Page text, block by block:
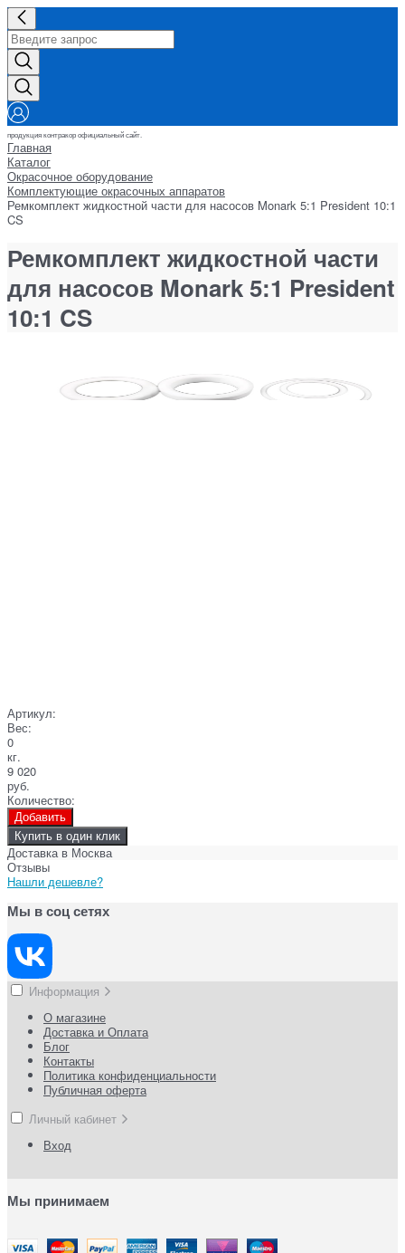
продукция контракор официальный сайт.
Главная
Каталог
Окрасочное оборудование
Комплектующие окрасочных аппаратов
Ремкомплект жидкостной части для насосов Monark 5:1 President 10:1
CS
Ремкомплект жидкостной части
для насосов Monark 5:1 President
10:1 CS
Артикул:
Вес:
0
кг.
9 020
руб.
Количество:
Добавить
Купить в один клик
Доставка в Москва
Отзывы
Нашли дешевле?
Мы в соц сетях
Информация
О магазине
Доставка и Оплата
Блог
Контакты
Политика конфиденциальности
Публичная оферта
Личный кабинет
Вход
Мы принимаем